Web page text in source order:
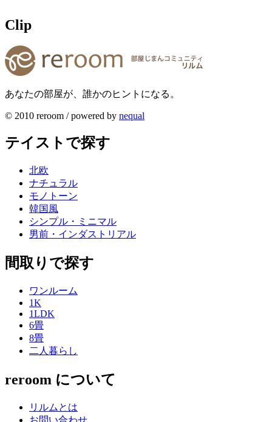
Clip
あなたの部屋が、誰かのヒントになる。
© 2010 reroom / powered by nequal
テイストで探す
北欧
ナチュラル
モノトーン
韓国風
シンプル・ミニマル
男前・インダストリアル
間取りで探す
ワンルーム
1K
1LDK
6畳
8畳
二人暮らし
reroom について
リルムとは
お問い合わせ